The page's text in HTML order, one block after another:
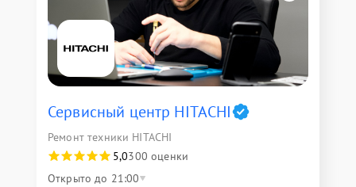
Сервисный центр HITACHI
Ремонт техники HITACHI
5,0300 оценки
Открыто до 21:00